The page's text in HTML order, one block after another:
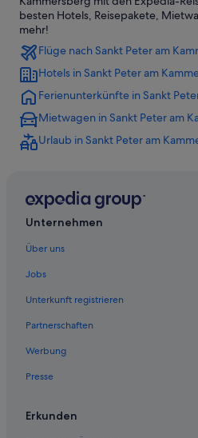
Ferienwohnungen in Baierdorf
Luxus in Baierdorf
Baierdorf Hotels
Hotels nahe Brauerei-Museum
Aparthotels in Feistritz am
Hotels mit Wellnessbereich in
Hotels nahe KLH-Arena
Aparthotels in Murau
Ferienwohnungen in Murau
Chalets in Murau
Golf in Murau
Hotels mit Frühstück in Murau
Hotels mit Parkplatz in Murau
Hotels mit WLAN in Murau
Strand in Murau
besten Hotels, Reisepakete,
mehr!
Flüge nach Sankt Peter am
Hotels in Sankt Peter am
Ferienunterkünfte in Sankt
Mietwagen in Sankt Peter am
Urlaub in Sankt Peter am
Unternehmen
Über uns
Jobs
Unterkunft registrieren
Partnerschaften
Werbung
Presse
Erkunden